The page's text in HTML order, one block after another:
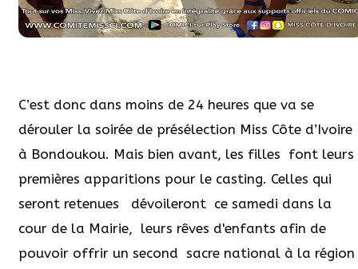
C’est donc dans moins de 24 heures que va se
dérouler la soirée de présélection Miss Côte d’Ivoire
à Bondoukou. Mais bien avant, les filles font leurs
premières apparitions pour le casting. Celles qui
seront retenues dévoileront ce samedi dans la
cour de la Mairie, leurs rêves d'enfants afin de
pouvoir offrir un second sacre national à la région